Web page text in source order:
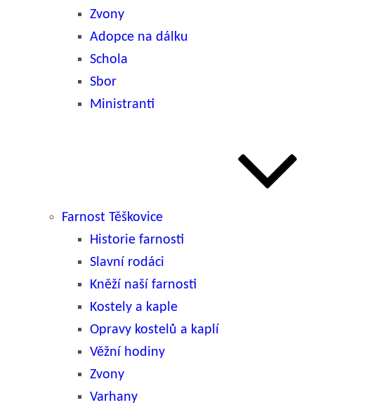
Zvony
Adopce na dálku
Schola
Sbor
Ministranti
Farnost Těškovice
Historie farnosti
Slavní rodáci
Kněží naší farnosti
Kostely a kaple
Opravy kostelů a kaplí
Věžní hodiny
Zvony
Varhany